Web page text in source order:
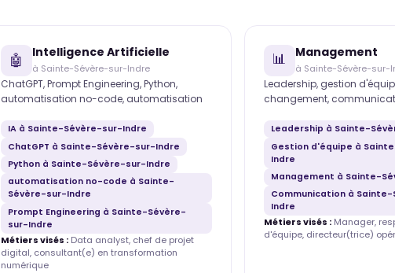
🤖 Intelligence Artificielle
à Sainte-Sévère-sur-Indre
ChatGPT, Prompt Engineering, Python,
automatisation no-code, automatisation
IA à Sainte-Sévère-sur-Indre
ChatGPT à Sainte-Sévère-sur-Indre
Python à Sainte-Sévère-sur-Indre
automatisation no-code à Sainte-
Sévère-sur-Indre
Prompt Engineering à Sainte-Sévère-
sur-Indre
Métiers visés : Data analyst, chef de projet
digital, consultant(e) en transformation
numérique
📊 Management
à Sainte-Sévère-sur-
Leadership, gestion
changement,
Leadership à Sainte-
Gestion d'équipe à
Indre
Management à Sainte-
Communication à
Indre
Métiers visés : Manager,
d'équipe, directeur(trice)